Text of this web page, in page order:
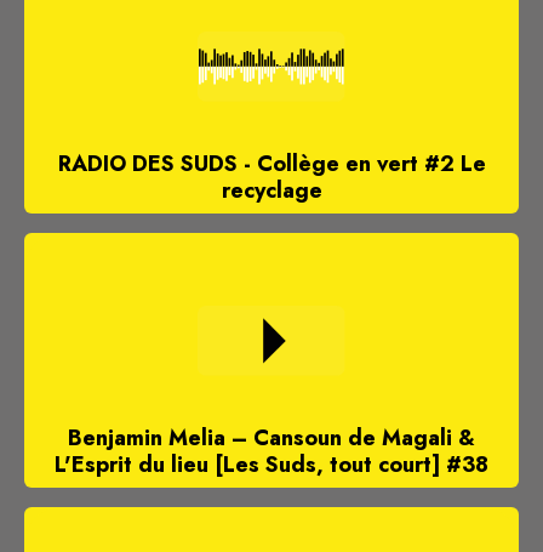
RADIO DES SUDS - Collège en vert #2 Le
recyclage
Benjamin Melia – Cansoun de Magali &
L'Esprit du lieu [Les Suds, tout court] #38